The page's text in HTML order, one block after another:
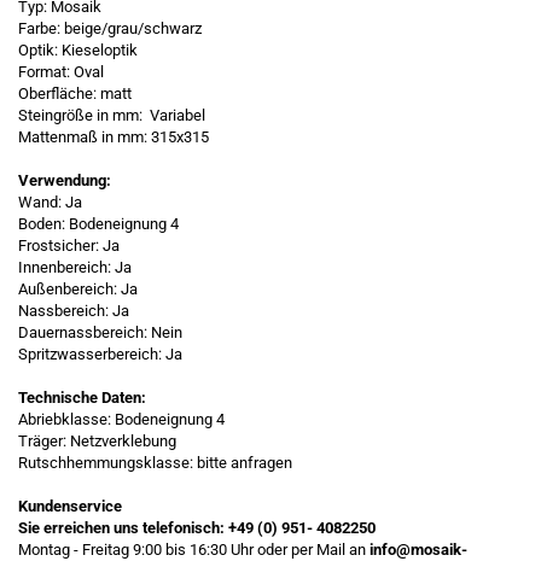
Typ: Mosaik
Farbe: beige/grau/schwarz
Optik: Kieseloptik
Format: Oval
Oberfläche: matt
Steingröße in mm: Variabel
Mattenmaß in mm: 315x315
Verwendung:
Wand: Ja
Boden: Bodeneignung 4
Frostsicher: Ja
Innenbereich: Ja
Außenbereich: Ja
Nassbereich: Ja
Dauernassbereich: Nein
Spritzwasserbereich: Ja
Technische Daten:
Abriebklasse: Bodeneignung 4
Träger: Netzverklebung
Rutschhemmungsklasse: bitte anfragen
Kundenservice
Sie erreichen uns telefonisch: +49 (0) 951- 4082250
Montag - Freitag 9:00 bis 16:30 Uhr oder per Mail an info@mosaik-